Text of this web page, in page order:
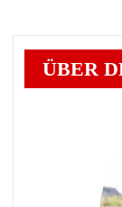
ÜBER